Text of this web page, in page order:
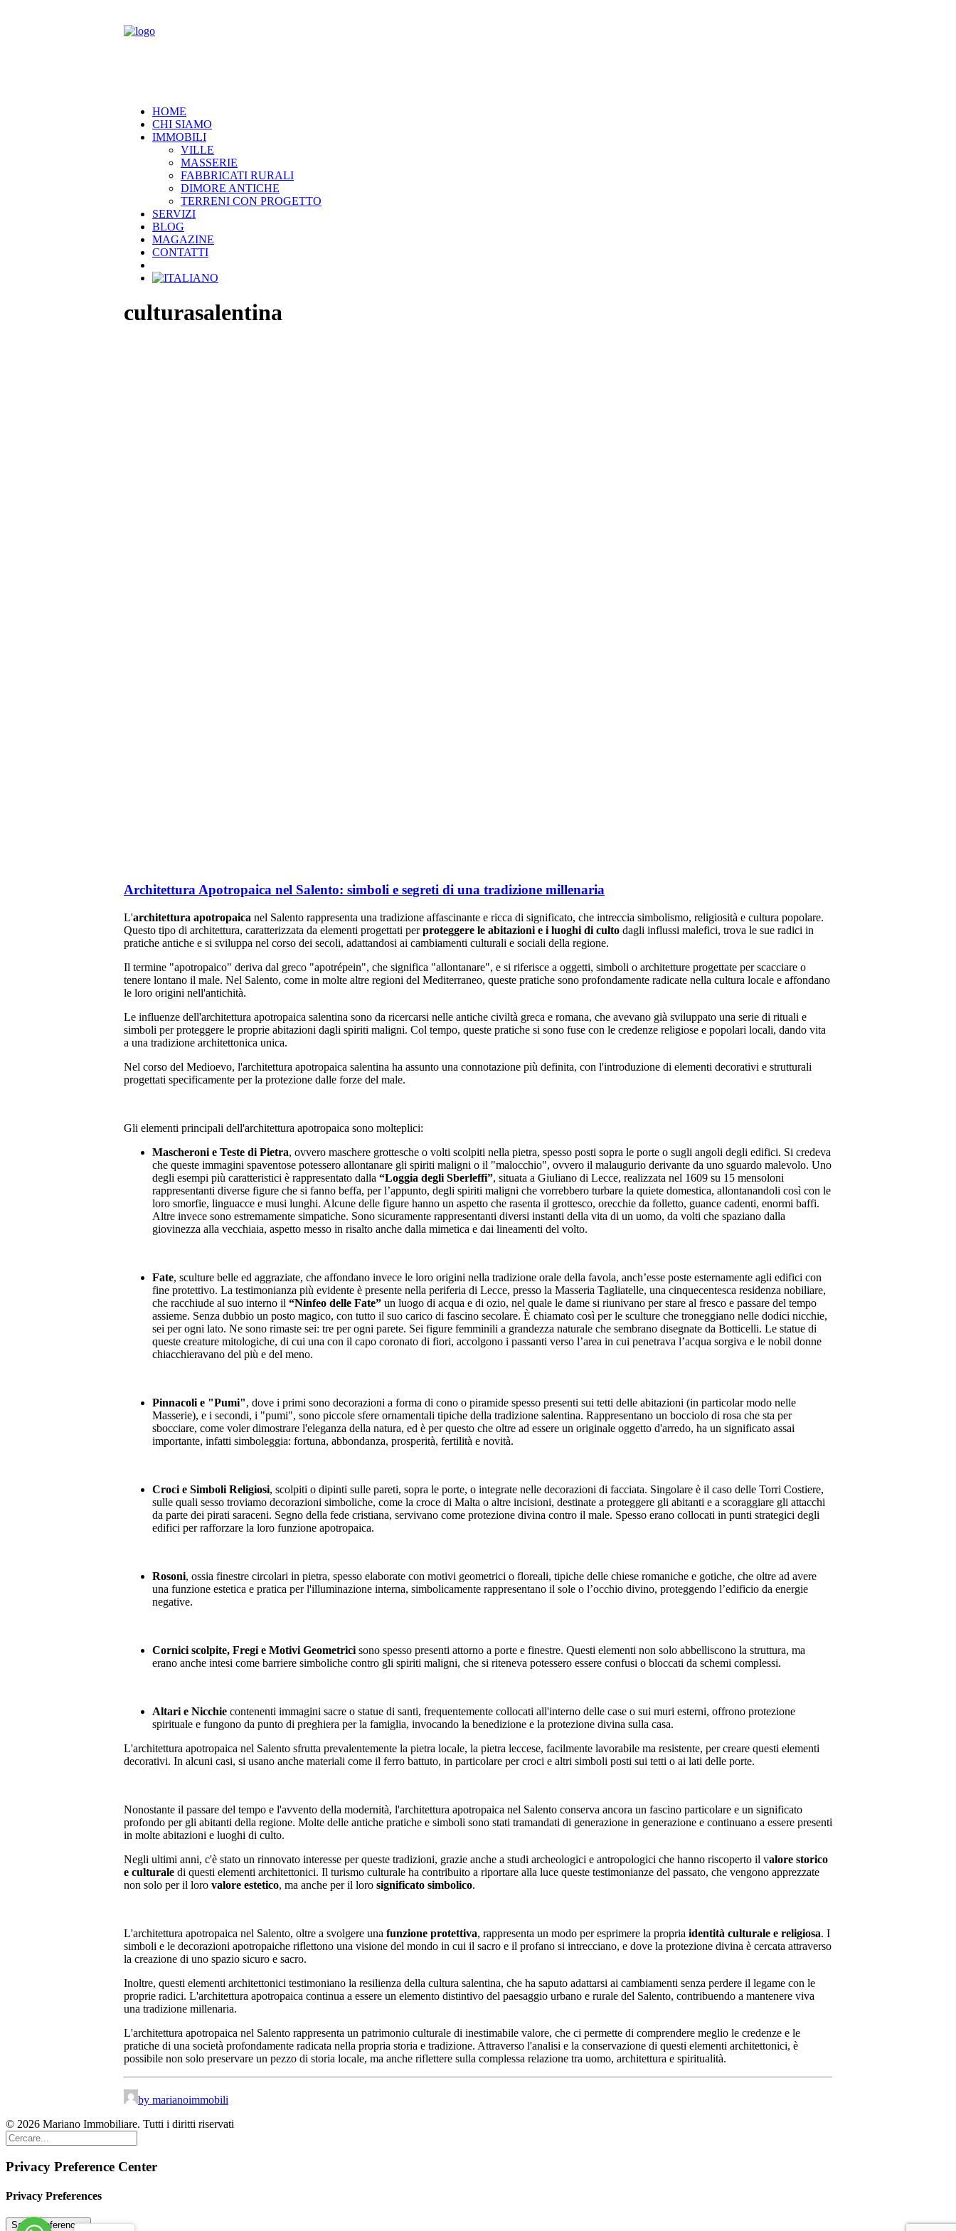
HOME
CHI SIAMO
IMMOBILI
VILLE
MASSERIE
FABBRICATI RURALI
DIMORE ANTICHE
TERRENI CON PROGETTO
SERVIZI
BLOG
MAGAZINE
CONTATTI
culturasalentina
Architettura Apotropaica nel Salento: simboli e segreti di una tradizione millenaria
L'architettura apotropaica nel Salento rappresenta una tradizione affascinante e ricca di significato, che intreccia simbolismo, religiosità e cultura popolare.
Questo tipo di architettura, caratterizzata da elementi progettati perproteggere le abitazioni e i luoghi di culto dagli influssi malefici, trova le sue radici in
pratiche antiche e si sviluppa nel corso dei secoli, adattandosi ai cambiamenti culturali e sociali della regione.
Il termine "apotropaico" deriva dal greco "apotrépein", che significa "allontanare", e si riferisce a oggetti, simboli o architetture progettate per scacciare o
tenere lontano il male. Nel Salento, come in molte altre regioni del Mediterraneo, queste pratiche sono profondamente radicate nella cultura locale e affondano
le loro origini nell'antichità.
Le influenze dell'architettura apotropaica salentina sono da ricercarsi nelle antiche civiltà greca e romana, che avevano già sviluppato una serie di rituali e
simboli per proteggere le proprie abitazioni dagli spiriti maligni. Col tempo, queste pratiche si sono fuse con le credenze religiose e popolari locali, dando vita
a una tradizione architettonica unica.
Nel corso del Medioevo, l'architettura apotropaica salentina ha assunto una connotazione più definita, con l'introduzione di elementi decorativi e strutturali
progettati specificamente per la protezione dalle forze del male.
Gli elementi principali dell'architettura apotropaica sono molteplici:
Mascheroni e Teste di Pietra, ovvero maschere grottesche o volti scolpiti nella pietra, spesso posti sopra le porte o sugli angoli degli edifici. Si credeva
che queste immagini spaventose potessero allontanare gli spiriti maligni o il "malocchio", ovvero il malaugurio derivante da uno sguardo malevolo. Uno
degli esempi più caratteristici è rappresentato dalla “Loggia degli Sberleffi”, situata a Giuliano di Lecce, realizzata nel 1609 su 15 mensoloni
rappresentanti diverse figure che si fanno beffa, per l’appunto, degli spiriti maligni che vorrebbero turbare la quiete domestica, allontanandoli così con le
loro smorfie, linguacce e musi lunghi. Alcune delle figure hanno un aspetto che rasenta il grottesco, orecchie da folletto, guance cadenti, enormi baffi.
Altre invece sono estremamente simpatiche. Sono sicuramente rappresentanti diversi instanti della vita di un uomo, da volti che spaziano dalla
giovinezza alla vecchiaia, aspetto messo in risalto anche dalla mimetica e dai lineamenti del volto.
Fate, sculture belle ed aggraziate, che affondano invece le loro origini nella tradizione orale della favola, anch’esse poste esternamente agli edifici con
fine protettivo. La testimonianza più evidente è presente nella periferia di Lecce, presso la Masseria Tagliatelle, una cinquecentesca residenza nobiliare,
che racchiude al suo interno il “Ninfeo delle Fate” un luogo di acqua e di ozio, nel quale le dame si riunivano per stare al fresco e passare del tempo
assieme. Senza dubbio un posto magico, con tutto il suo carico di fascino secolare. È chiamato così per le sculture che troneggiano nelle dodici nicchie,
sei per ogni lato. Ne sono rimaste sei: tre per ogni parete. Sei figure femminili a grandezza naturale che sembrano disegnate da Botticelli. Le statue di
queste creature mitologiche, di cui una con il capo coronato di fiori, accolgono i passanti verso l’area in cui penetrava l’acqua sorgiva e le nobil donne
chiacchieravano del più e del meno.
Pinnacoli e "Pumi", dove i primi sono decorazioni a forma di cono o piramide spesso presenti sui tetti delle abitazioni (in particolar modo nelle
Masserie), e i secondi, i "pumi", sono piccole sfere ornamentali tipiche della tradizione salentina. Rappresentano un bocciolo di rosa che sta per
sbocciare, come voler dimostrare l'eleganza della natura, ed è per questo che oltre ad essere un originale oggetto d'arredo, ha un significato assai
importante, infatti simboleggia: fortuna, abbondanza, prosperità, fertilità e novità.
Croci e Simboli Religiosi, scolpiti o dipinti sulle pareti, sopra le porte, o integrate nelle decorazioni di facciata. Singolare è il caso delle Torri Costiere,
sulle quali sesso troviamo decorazioni simboliche, come la croce di Malta o altre incisioni, destinate a proteggere gli abitanti e a scoraggiare gli attacchi
da parte dei pirati saraceni. Segno della fede cristiana, servivano come protezione divina contro il male. Spesso erano collocati in punti strategici degli
edifici per rafforzare la loro funzione apotropaica.
Rosoni, ossia finestre circolari in pietra, spesso elaborate con motivi geometrici o floreali, tipiche delle chiese romaniche e gotiche, che oltre ad avere
una funzione estetica e pratica per l'illuminazione interna, simbolicamente rappresentano il sole o l’occhio divino, proteggendo l’edificio da energie
negative.
Cornici scolpite, Fregi e Motivi Geometrici sono spesso presenti attorno a porte e finestre. Questi elementi non solo abbelliscono la struttura, ma
erano anche intesi come barriere simboliche contro gli spiriti maligni, che si riteneva potessero essere confusi o bloccati da schemi complessi.
Altari e Nicchie contenenti immagini sacre o statue di santi, frequentemente collocati all'interno delle case o sui muri esterni, offrono protezione
spirituale e fungono da punto di preghiera per la famiglia, invocando la benedizione e la protezione divina sulla casa.
L'architettura apotropaica nel Salento sfrutta prevalentemente la pietra locale, la pietra leccese, facilmente lavorabile ma resistente, per creare questi elementi
decorativi. In alcuni casi, si usano anche materiali come il ferro battuto, in particolare per croci e altri simboli posti sui tetti o ai lati delle porte.
Nonostante il passare del tempo e l'avvento della modernità, l'architettura apotropaica nel Salento conserva ancora un fascino particolare e un significato
profondo per gli abitanti della regione. Molte delle antiche pratiche e simboli sono stati tramandati di generazione in generazione e continuano a essere presenti
in molte abitazioni e luoghi di culto.
Negli ultimi anni, c'è stato un rinnovato interesse per queste tradizioni, grazie anche a studi archeologici e antropologici che hanno riscoperto il valore storico
e culturale di questi elementi architettonici. Il turismo culturale ha contribuito a riportare alla luce queste testimonianze del passato, che vengono apprezzate
non solo per il loro valore estetico, ma anche per il loro significato simbolico.
L'architettura apotropaica nel Salento, oltre a svolgere una funzione protettiva, rappresenta un modo per esprimere la propria identità culturale e religiosa. I
simboli e le decorazioni apotropaiche riflettono una visione del mondo in cui il sacro e il profano si intrecciano, e dove la protezione divina è cercata attraverso
la creazione di uno spazio sicuro e sacro.
Inoltre, questi elementi architettonici testimoniano la resilienza della cultura salentina, che ha saputo adattarsi ai cambiamenti senza perdere il legame con le
proprie radici. L'architettura apotropaica continua a essere un elemento distintivo del paesaggio urbano e rurale del Salento, contribuendo a mantenere viva
una tradizione millenaria.
L'architettura apotropaica nel Salento rappresenta un patrimonio culturale di inestimabile valore, che ci permette di comprendere meglio le credenze e le
pratiche di una società profondamente radicata nella propria storia e tradizione. Attraverso l'analisi e la conservazione di questi elementi architettonici, è
possibile non solo preservare un pezzo di storia locale, ma anche riflettere sulla complessa relazione tra uomo, architettura e spiritualità.
by marianoimmobili
© 2026 Mariano Immobiliare. Tutti i diritti riservati
Privacy Preference Center
Privacy Preferences